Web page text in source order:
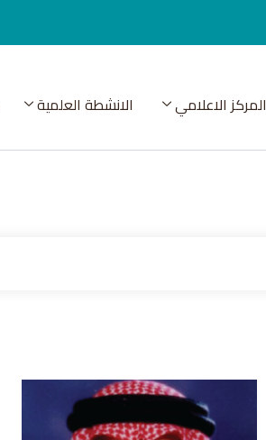
المركز الاعلامي الانشطة العلمية